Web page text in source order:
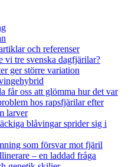
och referenser
vi tre svenska dagfjärilar?
ger större variation
får oss att glömma hur det var
hos rapsfjärilar efter
larver
blåvingar sprider sig i
som försvar mot fjäril
– en laddad fråga